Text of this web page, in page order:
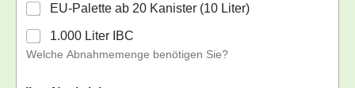
EU-Palette ab 20 Kanister (10 Liter)
1.000 Liter IBC
Welche Abnahmemenge benötigen Sie?